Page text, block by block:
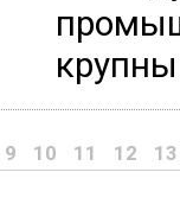
9 10 11 12 13